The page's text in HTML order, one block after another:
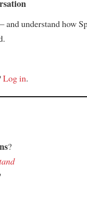
understand how
Log in.
?